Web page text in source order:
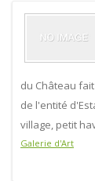
du Château
de l'entité
village, petit
Galerie d'Art